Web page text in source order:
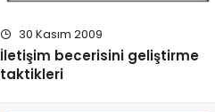
30 Kasım 2009
İletişim becerisini geliştirme
taktikleri